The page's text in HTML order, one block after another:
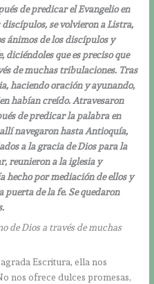
de predicar el Evangelio en
se volvieron a Listra,
ánimos de los discípulos y
diciéndoles que es preciso que
de muchas tribulaciones. Tras
haciendo oración y ayunando,
habían creído. Atravesaron
de predicar la palabra en
navegaron hasta Antioquía,
a la gracia de Dios para la
reunieron a la iglesia y
hecho por mediación de ellos y
puerta de la fe. Se quedaron
de Dios a través de muchas
Escritura, ella nos
nos ofrece dulces promesas,